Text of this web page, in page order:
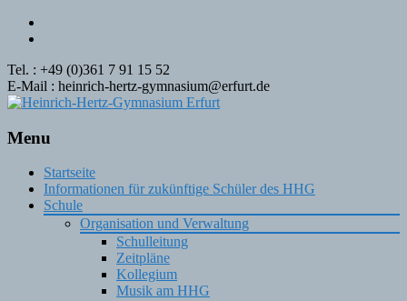
Tel. : +49 (0)361 7 91 15 52
E-Mail : heinrich-hertz-gymnasium@erfurt.de
Menu
Skip
content
Startseite
Informationen für zukünftige Schüler des HHG
Schule
Organisation und Verwaltung
Schulleitung
Zeitpläne
Kollegium
Musik am HHG